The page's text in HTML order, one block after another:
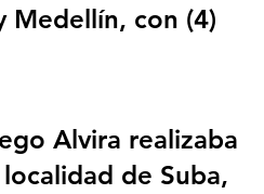
Medellín, con (4)
Alvira realizaba
de Suba,